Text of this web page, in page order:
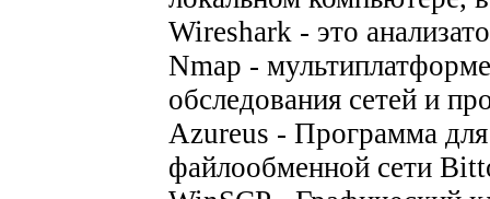
Wireshark - это
Nmap -
обследования сетей и
Azureus - Программа
файлообменной сети